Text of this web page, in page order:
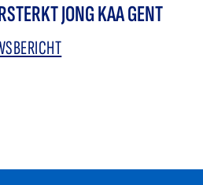
JONG KAA GENT